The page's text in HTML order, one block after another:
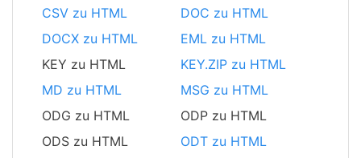
CSV zu HTML
DOC zu HTML
DOCX zu HTML
EML zu HTML
KEY zu HTML
KEY.ZIP zu HTML
MD zu HTML
MSG zu HTML
ODG zu HTML
ODP zu HTML
ODS zu HTML
ODT zu HTML